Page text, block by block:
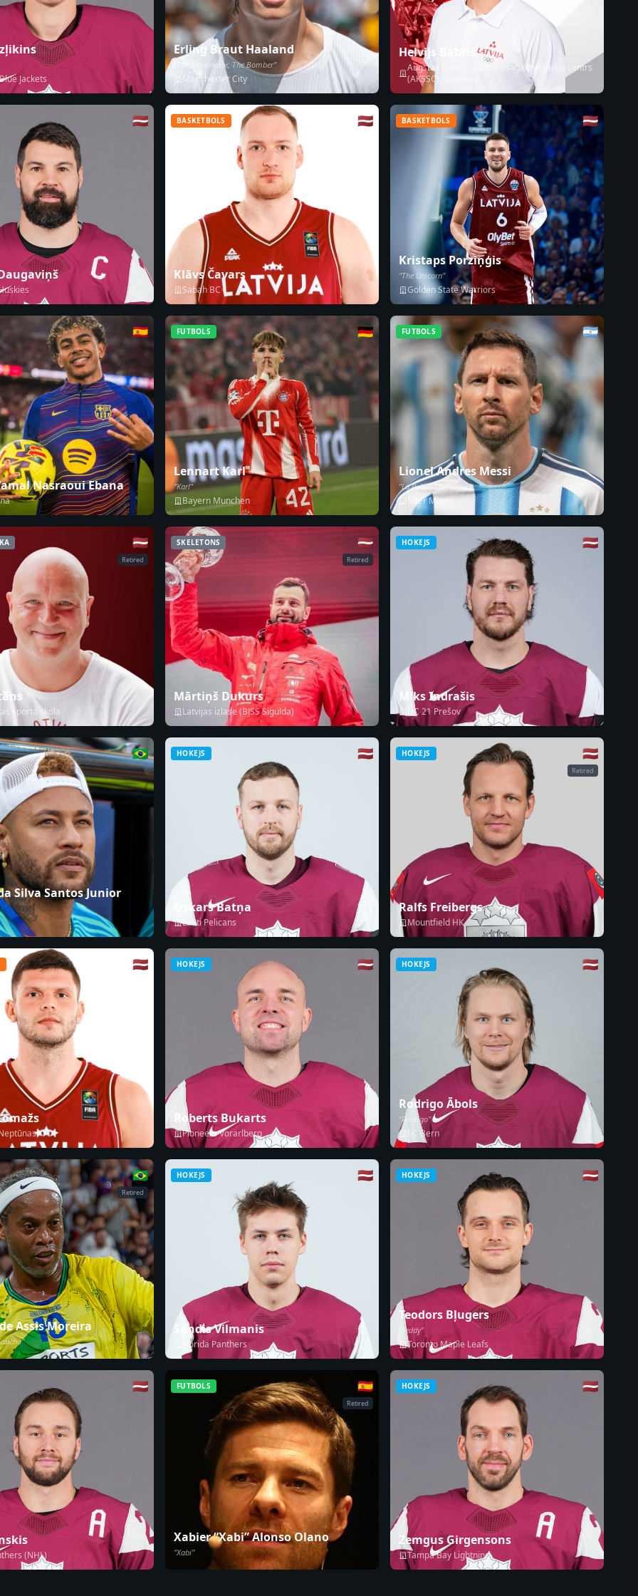
Jackets
Erling Braut Haaland
"The Terminator, The Bomber"
Manchester City
Helvijs Babris
Augstas klases sportistu sagatavošanas centrs
(AKSSC), Valmiera
🇱🇻 BASKETBOLS 🇱🇻
Klāvs Čavars
Sabah BC
BASKETBOLS 🇱🇻
Kristaps Porziņģis
"The Unicorn"
Golden State Warriors
🇪🇸
Nasraoui Ebana
FUTBOLS 🇩🇪
Lennart Karl
"Karl"
Bayern Munchen
FUTBOLS 🇦🇷
Lionel Andres Messi
"La Pulga, Leo"
Inter Miami
🇱🇻
Retired
sporta skola
SKELETONS 🇱🇻
Retired
Mārtiņš Dukurs
Latvijas izlase (BJSS Sigulda)
HOKEJS 🇱🇻
Miks Indrašis
HC 21 Prešov
🇧🇷
Silva Santos Junior
HOKEJS 🇱🇻
Oskars Batņa
Lahti Pelicans
HOKEJS 🇱🇻
Retired
Ralfs Freibergs
Mountfield HK
🇱🇻 HOKEJS 🇱🇻
Roberts Bukarts
Pioneers Vorarlberg
HOKEJS 🇱🇻
Rodrigo Ābols
"Rodrigo"
SC Bern
🇧🇷
Retired
Assis Moreira
HOKEJS 🇱🇻
Sandis Vilmanis
Florida Panthers
HOKEJS 🇱🇻
Teodors Bļugers
"Teddy"
Toronto Maple Leafs
🇱🇻
(NHL)
FUTBOLS 🇪🇸
Retired
Xabier “Xabi” Alonso Olano
"Xabi"
HOKEJS 🇱🇻
Zemgus Girgensons
Tampa Bay Lightning